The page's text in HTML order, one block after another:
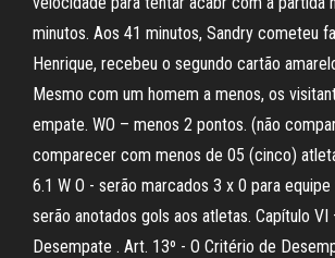
minutos. Aos 41 minutos, Sandry cometeu
Henrique, recebeu o segundo cartão
Mesmo com um homem a menos, os
empate. WO – menos 2 pontos. (não
comparecer com menos de 05 (cinco)
6.1 W O - serão marcados 3 x 0 para
serão anotados gols aos atletas. Capítulo
Desempate . Art. 13º - O Critério de